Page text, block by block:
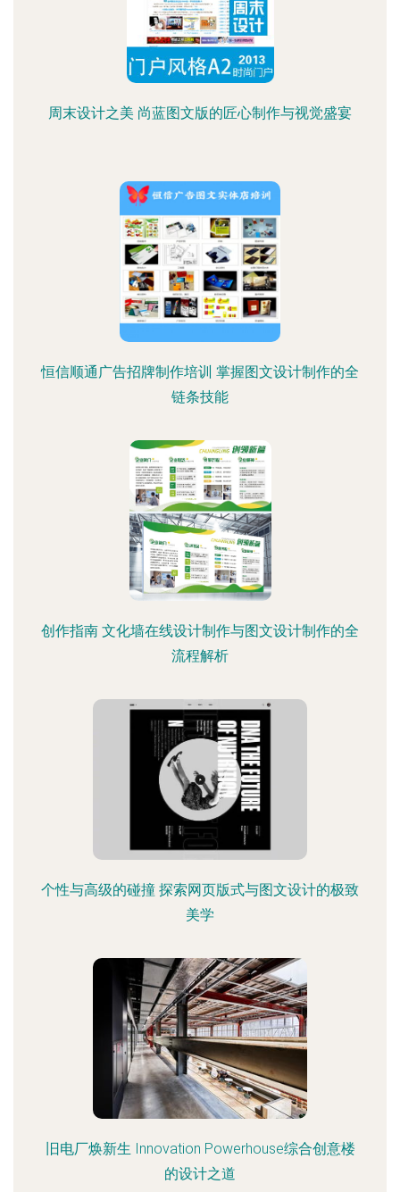
周末设计之美 尚蓝图文版的匠心制作与视觉盛宴
恒信顺通广告招牌制作培训 掌握图文设计制作的全
链条技能
创作指南 文化墙在线设计制作与图文设计制作的全
流程解析
个性与高级的碰撞 探索网页版式与图文设计的极致
美学
旧电厂焕新生 Innovation Powerhouse综合创意楼
的设计之道